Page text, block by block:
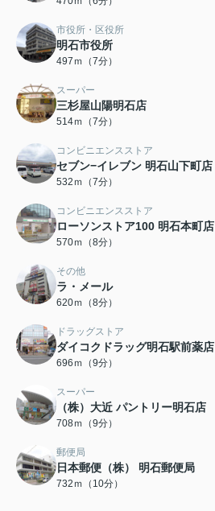
市役所・区役所
明石市役所
497ｍ（7分）
スーパー
三杉屋山陽明石店
514ｍ（7分）
コンビニエンスストア
セブン−イレブン 明石山下町店
532ｍ（7分）
コンビニエンスストア
ローソンストア100 明石本町店
570ｍ（8分）
その他
ラ・メール
620ｍ（8分）
ドラッグストア
ダイコクドラッグ明石駅前薬店
696ｍ（9分）
スーパー
（株）大近 パントリー明石店
708ｍ（9分）
郵便局
日本郵便（株） 明石郵便局
732ｍ（10分）